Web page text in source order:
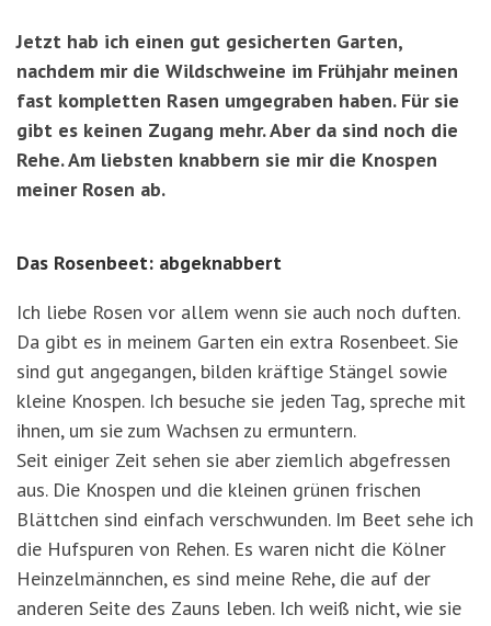
Jetzt hab ich einen gut gesicherten Garten,
nachdem mir die Wildschweine im Frühjahr meinen
fast kompletten Rasen umgegraben haben. Für sie
gibt es keinen Zugang mehr. Aber da sind noch die
Rehe. Am liebsten knabbern sie mir die Knospen
meiner Rosen ab.
Das Rosenbeet: abgeknabbert
Ich liebe Rosen vor allem wenn sie auch noch duften.
Da gibt es in meinem Garten ein extra Rosenbeet. Sie
sind gut angegangen, bilden kräftige Stängel sowie
kleine Knospen. Ich besuche sie jeden Tag, spreche mit
ihnen, um sie zum Wachsen zu ermuntern.
Seit einiger Zeit sehen sie aber ziemlich abgefressen
aus. Die Knospen und die kleinen grünen frischen
Blättchen sind einfach verschwunden. Im Beet sehe ich
die Hufspuren von Rehen. Es waren nicht die Kölner
Heinzelmännchen, es sind meine Rehe, die auf der
anderen Seite des Zauns leben. Ich weiß nicht, wie sie